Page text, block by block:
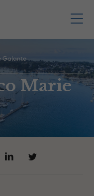
Galante
Marie